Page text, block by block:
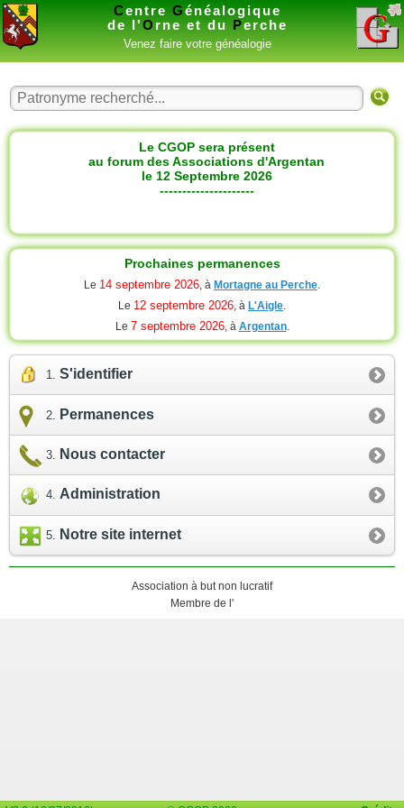
Centre Généalogique
de l'O rne et du Perche
Venez faire votre généalogie
Le CGOP sera présent
au forum des Associations d'Argentan
le 12 Septembre 2026
---------------------
Prochaines permanences
Le 14 septembre 2026, à Mortagne au Perche.
Le 12 septembre 2026, à L'Aigle.
Le 7 septembre 2026, à Argentan.
S'identifier
Permanences
Nous contacter
Administration
Notre site internet
Association à but non lucratif
Membre de l'